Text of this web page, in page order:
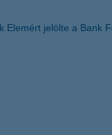
jelölte a Bank